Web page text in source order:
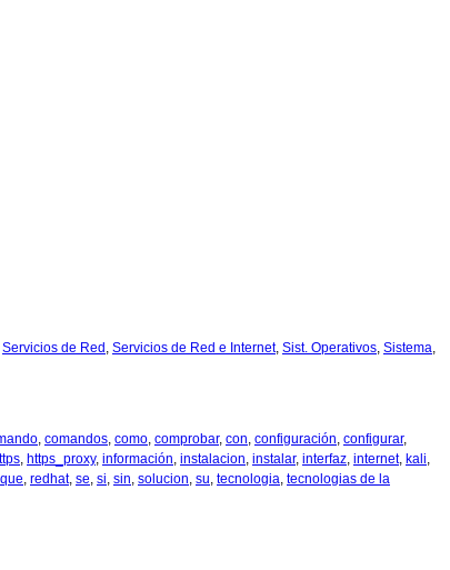
Servicios de Red , Servicios de Red e Internet, Sist. Operativos, Sistema,
, comandos, como, comprobar, con, configuración, configurar,
, https_proxy, información, instalacion, instalar, interfaz, internet, kali,
que, redhat, se, si, sin, solucion, su, tecnologia, tecnologias de la